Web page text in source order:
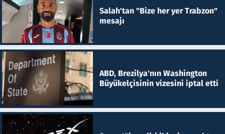
Salah'tan "Bize her yer Trabzon"
mesajı
ABD, Brezilya'nın Washington
Büyükelçisinin vizesini iptal etti